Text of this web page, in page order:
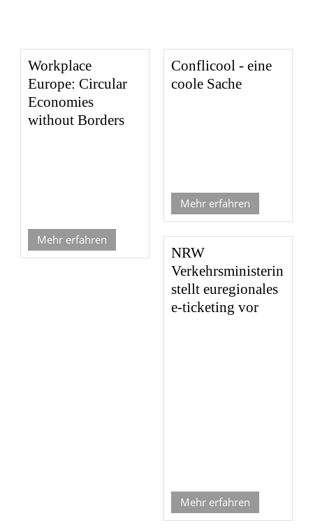
Workplace
Europe: Circular
Economies
without Borders
Mehr erfahren
Conflicool - eine
coole Sache
Mehr erfahren
NRW
Verkehrsministerin
stellt euregionales
e-ticketing vor
Mehr erfahren